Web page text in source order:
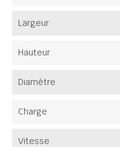
Largeur
Hauteur
Diamètre
Charge
Vitesse